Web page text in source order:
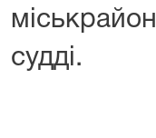
судді.